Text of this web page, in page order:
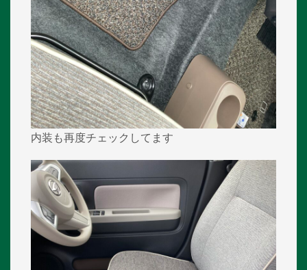
内装も再度チェックしてます